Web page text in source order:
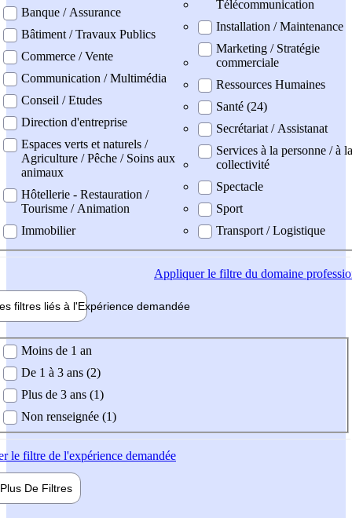
Banque / Assurance
Bâtiment / Travaux Publics
Commerce / Vente
Communication / Multimédia
Conseil / Etudes
Direction d'entreprise
Espaces verts et naturels /
Agriculture / Pêche / Soins aux
animaux
Hôtellerie - Restauration /
Tourisme / Animation
Immobilier
Télécommunication
Installation / Maintenance
Marketing / Stratégie
commerciale
Ressources Humaines
Santé (24)
Secrétariat / Assistanat
Services à la personne / à la
collectivité
Spectacle
Sport
Transport / Logistique
Appliquerle filtre du domaine
filtres liés à l'Expérience demandée
demandée
Moins de 1 an
De 1 à 3 ans (2)
Plus de 3 ans (1)
Non renseignée (1)
le filtre de l'expérience demandée
Plus De Filtres